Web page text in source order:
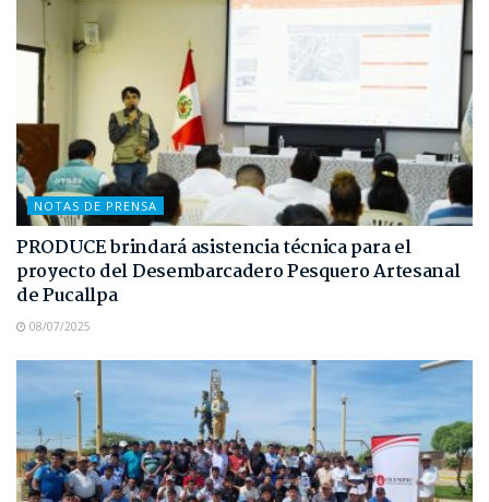
NOTAS DE PRENSA
PRODUCE brindará asistencia técnica para el
proyecto del Desembarcadero Pesquero Artesanal
de Pucallpa
08/07/2025